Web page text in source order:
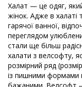
Халат — це одяг,
жінок. Адже в халаті
гарячої ванної,
переглядом
стали ще більш
халати з велсофту,
розмірний ряд
із пишними формами
бажаними. Велсофт